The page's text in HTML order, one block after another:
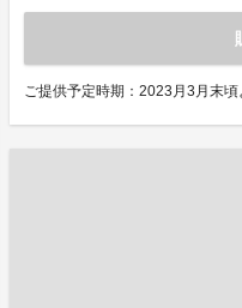
ご提供予定時期：2023月3月末頃